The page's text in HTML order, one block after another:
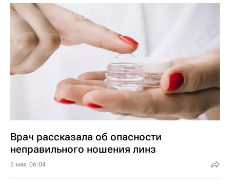
Врач рассказала об опасности
неправильного ношения линз
5 мая, 06:04